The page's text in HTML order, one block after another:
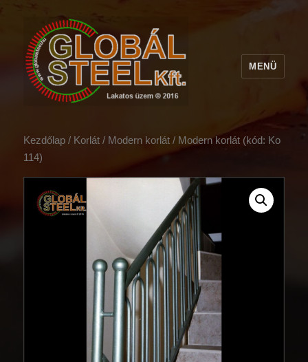
MENÜ
Kezdőlap / Korlát / Modern korlát / Modern korlát (kód: Ko
114)